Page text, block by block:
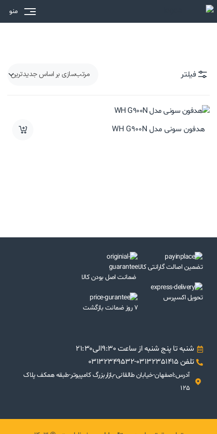
منو
فیلتر
هدفون سونی مدل WH G900N
تضمین اصالت گارانتی کالا
تحویل اکسپرس
ضمانت اصل بودن کالا
7 روز ضمانت بازگشت
شنبه تا پنج شنبه از ساعت 9:30الی21:30
تلفن 03132351415-03132349532
آدرس:اصفهان-خیابان طالقانی-بازاربزرگ کامپیوتر-طبقه همکف پلاک
125